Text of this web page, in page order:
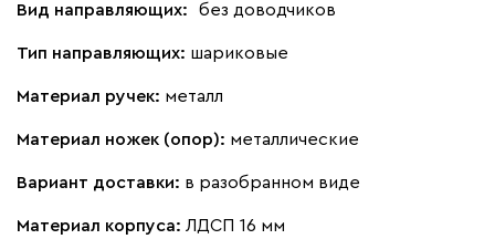
Вид направляющих: без доводчиков
Тип направляющих: шариковые
Материал ручек: металл
Материал ножек (опор): металлические
Вариант доставки: в разобранном виде
Материал корпуса: ЛДСП 16 мм